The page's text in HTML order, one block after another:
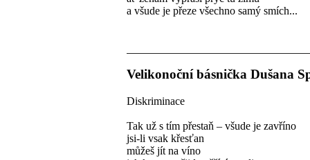
a všude je přeze všechno samý smích...
Velikonoční básnička Dušana
Diskriminace
Tak už s tím přestaň – všude je zavříno
jsi-li vsak křesťan
můžeš jít na víno